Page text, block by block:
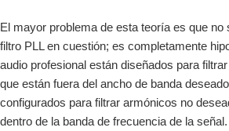
El mayor problema de esta teoría es que no
filtro PLL en cuestión; es completamente
audio profesional están diseñados para
que están fuera del ancho de banda
configurados para filtrar armónicos no
dentro de la banda de frecuencia de la